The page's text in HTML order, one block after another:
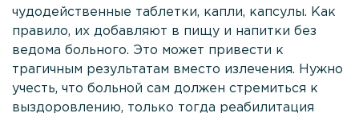
Услуги в области
Контакты
+7
(495)
чудодейственные таблетки, капли, капсулы. Как
правило, их добавляют в пищу и напитки без
ведома больного. Это может привести к
трагичным результатам вместо излечения. Нужно
учесть, что больной сам должен стремиться к
выздоровлению, только тогда реабилитация